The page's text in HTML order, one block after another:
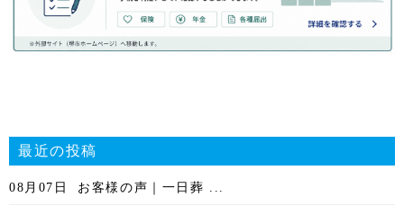
最近の投稿
08月07日 お客様の声｜一日葬 ...